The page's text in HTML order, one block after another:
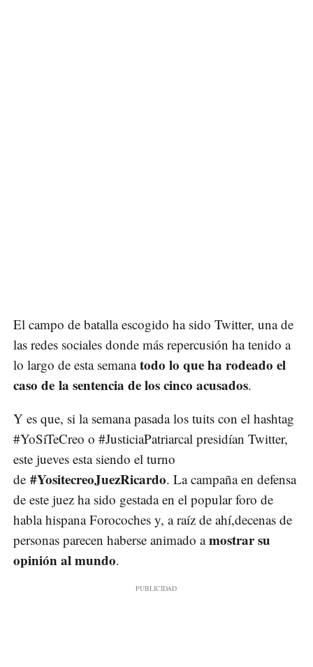
El campo de batalla escogido ha sido Twitter, una de
las redes sociales donde más repercusión ha tenido a
lo largo de esta semanatodo lo que ha rodeado el
caso de la sentencia de los cinco acusados.
Y es que, si la semana pasada los tuits con el hashtag
#YoSiTeCreo o #JusticiaPatriarcal presidían Twitter,
este jueves esta siendo el turno
de #YositecreoJuezRicardo. La campaña en defensa
de este juez ha sido gestada en el popular foro de
habla hispana Forocoches y, a raíz de ahí,decenas de
personas parecen haberse animado amostrar su
opinión al mundo.